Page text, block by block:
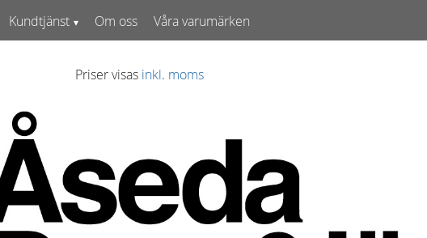
Priser visas inkl. moms
Kundtjänst Om oss Våra varumärken